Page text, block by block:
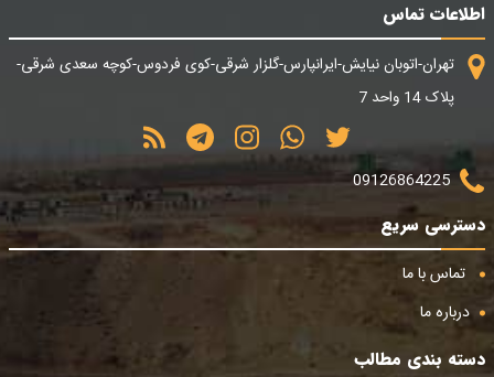
اطلاعات تماس
تهران-اتوبان نیایش-ایرانپارس-گلزار شرقی-کوی فردوس-کوچه سعدی شرقی-
پلاک 14 واحد 7
09126864225
دسترسی سریع
تماس با ما
درباره ما
دسته بندی مطالب